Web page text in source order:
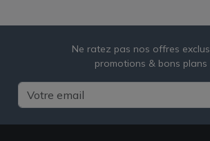
Ne ratez pas nos offres
promotions & bons plans